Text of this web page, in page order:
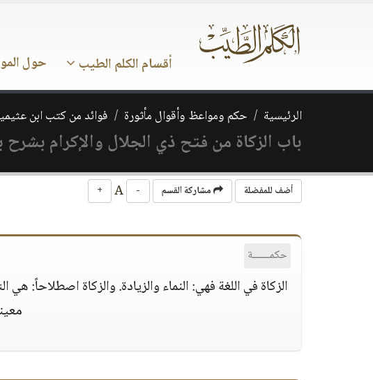
أقسام الكلم الطيب حول
الرئيسية حكم ومواعظ وأقوال مأثورة فوائد من كتب ابن
باب الزكاة من فتح ذي الجلال والإكرام بشرح
أضف للمفضلة مشاركة القسم -
+
حكمــــــة
الزكاة في اللغة فهي: النماء والزيادة. والزكاة اصطلاحاً: